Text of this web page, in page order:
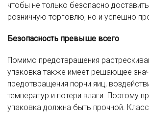
чтобы не только безопасно
розничную торговлю, но и успешно
Безопасность превыше всего
Помимо предотвращения
упаковка также имеет решающее
предотвращения порчи яиц,
температур и потери влаги. Поэтому
упаковка должна быть прочной.